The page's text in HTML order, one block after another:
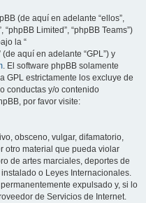
(de aquí en adelante “ellos”,
“phpBB Limited”, “phpBB Teams”)
la “
(de aquí en adelante “GPL”) y
. El software phpBB solamente
GPL estrictamente los excluye de
conductas y/o contenido
por favor visite:
obsceno, vulgar, difamatorio,
otro material que pueda violar
de artes marciales, deportes de
o Leyes Internacionales.
expulsado y, si lo
de Servicios de Internet.